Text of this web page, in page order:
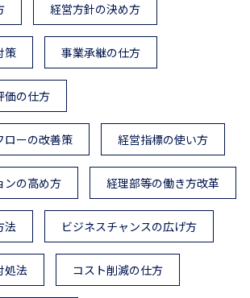
経営方針の決め方
策 事業承継の仕方
価の仕方
ローの改善策 経営指標の使い方
ンの高め方 経理部等の働き方改革
法 ビジネスチャンスの広げ方
処法 コスト削減の仕方